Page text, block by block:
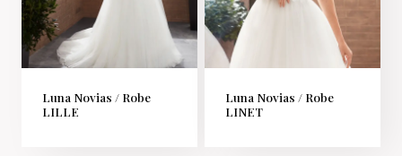
Luna Novias / Robe
LILLE
Luna Novias / Robe
LINET